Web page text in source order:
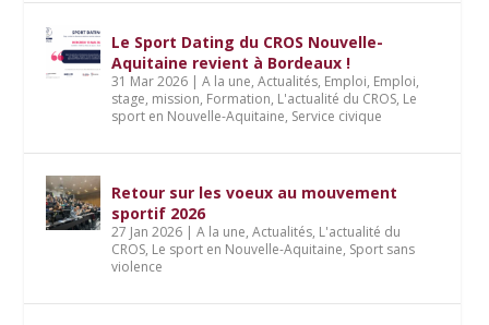
Le Sport Dating du CROS Nouvelle-
Aquitaine revient à Bordeaux !
31 Mar 2026 |A la une,Actualités, Emploi, Emploi,
stage, mission, Formation, L'actualité du CROS, Le
sport en Nouvelle-Aquitaine, Service civique
Retour sur les voeux au mouvement
sportif 2026
27 Jan 2026 |A la une,Actualités, L'actualité du
CROS, Le sport en Nouvelle-Aquitaine, Sport sans
violence